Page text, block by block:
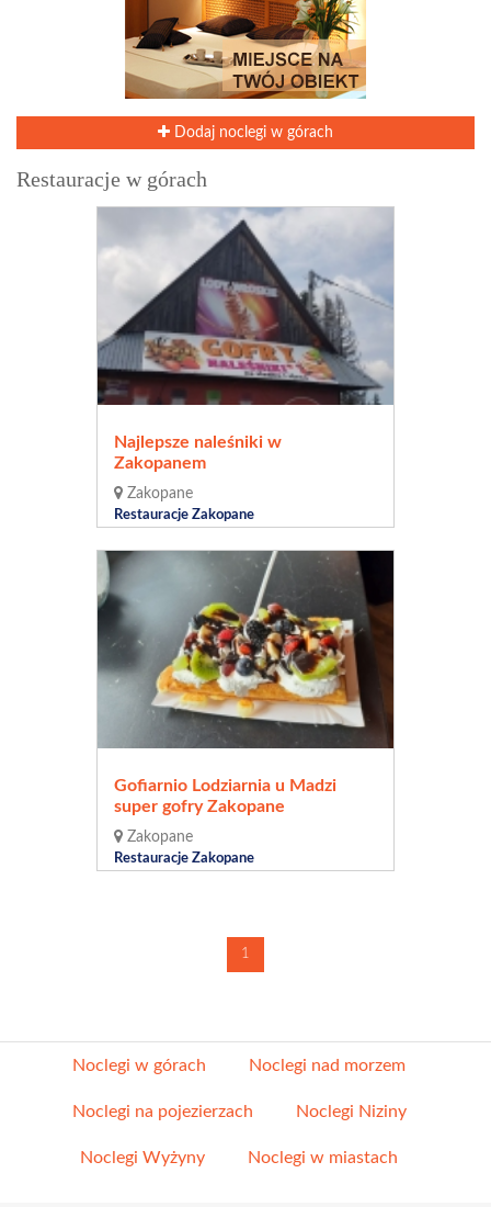
Dodaj noclegi w górach
Restauracje w górach
Najlepsze naleśniki w
Zakopanem
Zakopane
Restauracje Zakopane
Gofiarnio Lodziarnia u Madzi
super gofry Zakopane
Zakopane
Restauracje Zakopane
1
Noclegi w górach Noclegi nad morzem
Noclegi na pojezierzach Noclegi Niziny
Noclegi Wyżyny Noclegi w miastach